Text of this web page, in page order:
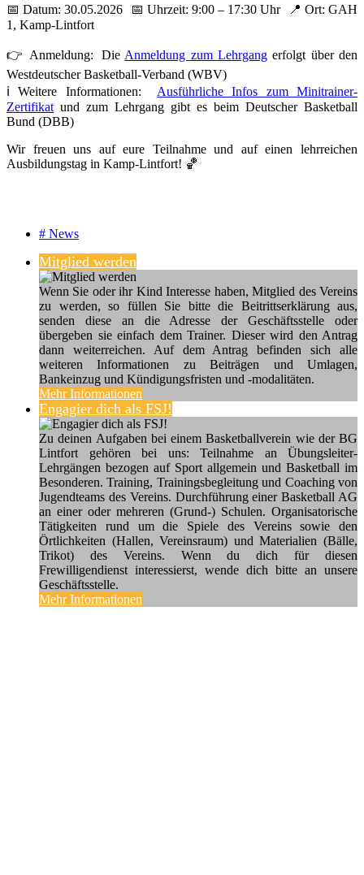
📅 Datum: 30.05.2026 📅 Uhrzeit: 9:00 – 17:30 Uhr 📍 Ort: GAH
1, Kamp-Lintfort
👉 Anmeldung: Die Anmeldung zum Lehrgangerfolgt über den
Westdeutscher Basketball-Verband (WBV)
ℹ️ Weitere Informationen: Ausführliche Infos zum Minitrainer-
Zertifikat und zum Lehrgang gibt es beim Deutscher Basketball
Bund (DBB)
Wir freuen uns auf eure Teilnahme und auf einen lehrreichen
Ausbildungstag in Kamp-Lintfort! 🏀
# News
Mitglied werden
Wenn Sie oder ihr Kind Interesse haben, Mitglied des Vereins
zu werden, so füllen Sie bitte die Beitrittserklärung aus,
senden diese an die Adresse der Geschäftsstelle oder
übergeben sie einfach dem Trainer. Dieser wird den Antrag
dann weiterreichen. Auf dem Antrag befinden sich alle
weiteren Informationen zu Beiträgen und Umlagen,
Bankeinzug und Kündigungsfristen und -modalitäten.
Mehr Informationen
Engagier dich als FSJ!
Zu deinen Aufgaben bei einem Basketballverein wie der BG
Lintfort gehören bei uns: Teilnahme an Übungsleiter-
Lehrgängen bezogen auf Sport allgemein und Basketball im
Besonderen. Training, Trainingsbegleitung und Coaching von
Jugendteams des Vereins. Durchführung einer Basketball AG
an einer oder mehreren (Grund-) Schulen. Organisatorische
Tätigkeiten rund um die Spiele des Vereins sowie den
Örtlichkeiten (Hallen, Vereinsraum) und Materialien (Bälle,
Trikot) des Vereins. Wenn du dich für diesen
Frewilligendienst interessierst, wende dich bitte an unsere
Geschäftsstelle.
Mehr Informationen